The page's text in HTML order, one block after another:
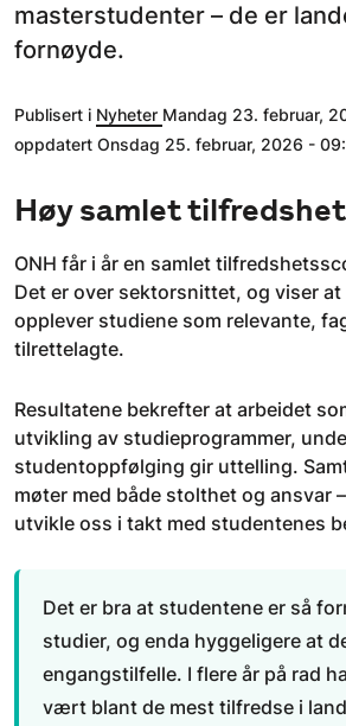
masterstudenter – de er
fornøyde.
Publisert i Nyheter Mandag 23. februar,
oppdatert Onsdag 25. februar, 2026 -
Høy samlet tilfredshet
ONH får i år en samlet
Det er over sektorsnittet, og viser
opplever studiene som relevante,
tilrettelagte.
Resultatene bekrefter at arbeidet
utvikling av studieprogrammer,
studentoppfølging gir uttelling.
møter med både stolthet og ansvar
utvikle oss i takt med studentenes
Det er bra at studentene er så
studier, og enda hyggeligere at
engangstilfelle. I flere år på rad
vært blant de mest tilfredse i